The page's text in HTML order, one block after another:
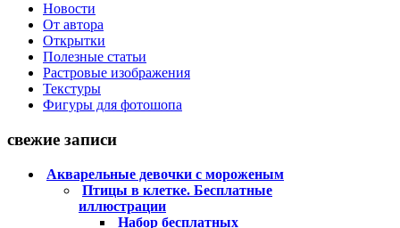
Новости
От автора
Открытки
Полезные статьи
Растровые изображения
Текстуры
Фигуры для фотошопа
свежие записи
Акварельные девочки с мороженым
Птицы в клетке. Бесплатные
иллюстрации
Набор бесплатных